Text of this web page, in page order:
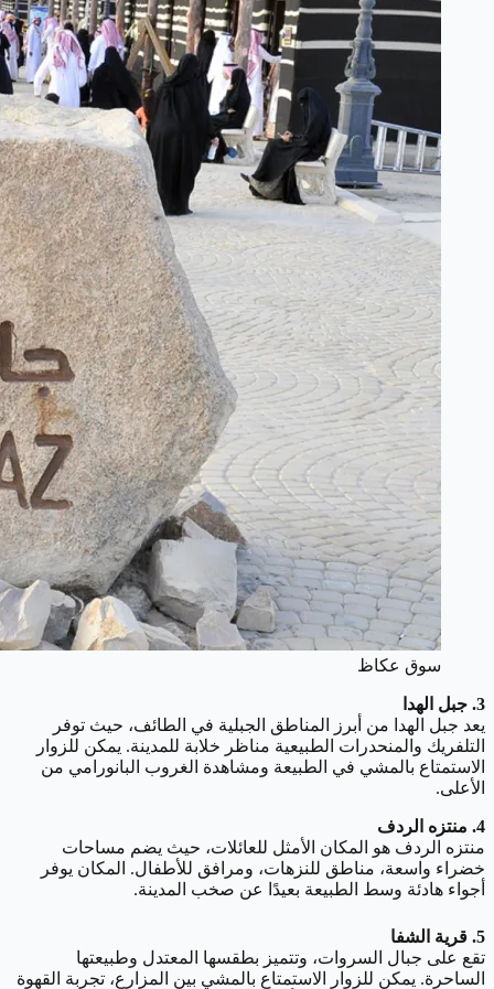
سوق عكاظ
3. جبل الهدا
يعد جبل الهدا من أبرز المناطق الجبلية في الطائف، حيث توفر
التلفريك والمنحدرات الطبيعية مناظر خلابة للمدينة. يمكن للزوار
الاستمتاع بالمشي في الطبيعة ومشاهدة الغروب البانورامي من
الأعلى.
4. منتزه الردف
منتزه الردف هو المكان الأمثل للعائلات، حيث يضم مساحات
خضراء واسعة، مناطق للنزهات، ومرافق للأطفال. المكان يوفر
أجواء هادئة وسط الطبيعة بعيدًا عن صخب المدينة.
5. قرية الشفا
تقع على جبال السروات، وتتميز بطقسها المعتدل وطبيعتها
الساحرة. يمكن للزوار الاستمتاع بالمشي بين المزارع، تجربة القهوة